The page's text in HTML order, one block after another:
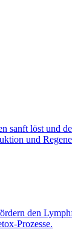
sanft löst
und
den
Prozesse.